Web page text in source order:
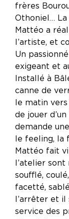
frères
Othoniel…
Mattéo a
l’artiste, et
Un
exigeant et
Installé à
canne de
le matin
de jouer
demande
le feeling, la
Mattéo fait
l’atelier
soufflé,
facetté,
l’arrêter et
service des